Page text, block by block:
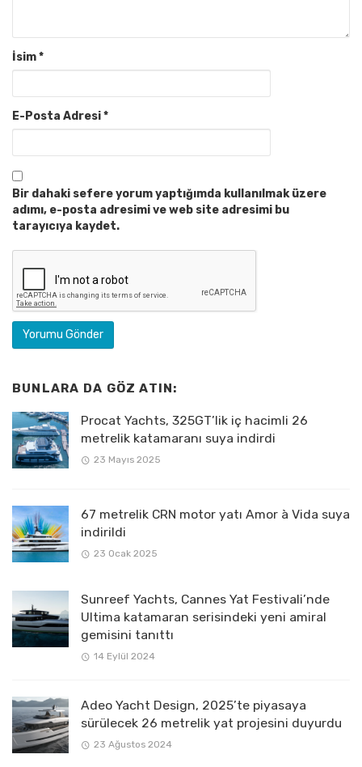
İsim*
E-Posta Adresi*
Bir dahaki sefere yorum yaptığımda kullanılmak üzere
adımı, e-posta adresimi ve web site adresimi bu
tarayıcıya kaydet.
BUNLARA DA GÖZ ATIN:
Procat Yachts, 325GT’lik iç hacimli 26
metrelik katamaranı suya indirdi
23 Mayıs 2025
67 metrelik CRN motor yatı Amor à Vida suya
indirildi
23 Ocak 2025
Sunreef Yachts, Cannes Yat Festivali’nde
Ultima katamaran serisindeki yeni amiral
gemisini tanıttı
14 Eylül 2024
Adeo Yacht Design, 2025’te piyasaya
sürülecek 26 metrelik yat projesini duyurdu
23 Ağustos 2024